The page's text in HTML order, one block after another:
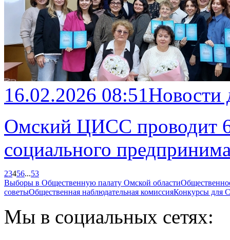
16.02.2026 08:51
Омский ЦИСС проводит
социального
23456...53
Выборы в Общественную палату Омской области
советыОбщественная наблюдательная комиссияКонкурсы
Мы в социальных сетях: